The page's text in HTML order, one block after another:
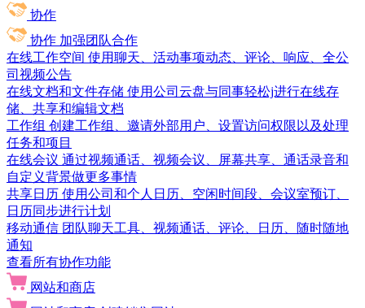
协作
协作 加强团队合作
在线工作空间 使用聊天、活动事项动态、评论、响应、全公
司视频公告
在线文档和文件存储 使用公司云盘与同事轻松j进行在线存
储、共享和编辑文档
工作组 创建工作组、邀请外部用户、设置访问权限以及处理
任务和项目
在线会议 通过视频通话、视频会议、屏幕共享、通话录音和
自定义背景做更多事情
共享日历 使用公司和个人日历、空闲时间段、会议室预订、
日历同步进行计划
移动通信 团队聊天工具、视频通话、评论、日历、随时随地
通知
查看所有协作功能
网站和商店